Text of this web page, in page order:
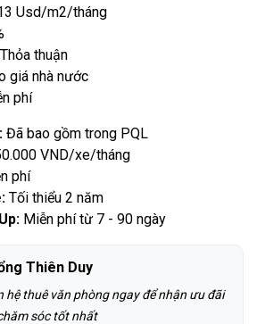
Usd/m2/tháng
Thỏa thuận
giá nhà nước
phí
Đã bao gồm trong PQL
VND/xe/tháng
phí
Tối thiểu 2 năm
Miễn phí từ 7 - 90 ngày
Thiên Duy
hệ thuê văn phòng ngay để nhận ưu đãi
sóc tốt nhất